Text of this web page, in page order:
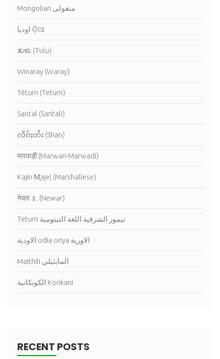
Mongolian منغولى
اوديا ଡ଼ିଆ
ತುಳು (Tulu)
Winaray (Waray)
Tétum (Tetum)
Santal (Santali)
လိၵ်ႈတႆး (Shan)
मारवाड़ी (Marwari-Marwadi)
Kajin M̧ajeļ (Marshallese)
नेवार ३. (Newar)
Tetum تيمور الشرقية اللغة التيتومية
الاودية odia oriya الاورية
Maithili المايثيلي
الكونكانية Konkani
RECENT POSTS